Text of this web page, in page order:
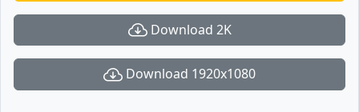
Download 2K
Download 1920x1080